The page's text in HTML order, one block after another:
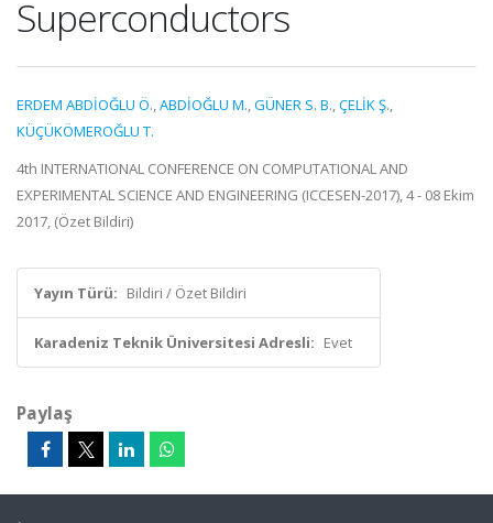
Superconductors
ERDEM ABDİOĞLU Ö.,ABDİOĞLU M.,GÜNER S. B.,ÇELİK Ş.,
KÜÇÜKÖMEROĞLU T.
4th INTERNATIONAL CONFERENCE ON COMPUTATIONAL AND
EXPERIMENTAL SCIENCE AND ENGINEERING (ICCESEN-2017), 4 - 08 Ekim
2017, (Özet Bildiri)
Yayın Türü: Bildiri / Özet Bildiri
Karadeniz Teknik Üniversitesi Adresli: Evet
Paylaş